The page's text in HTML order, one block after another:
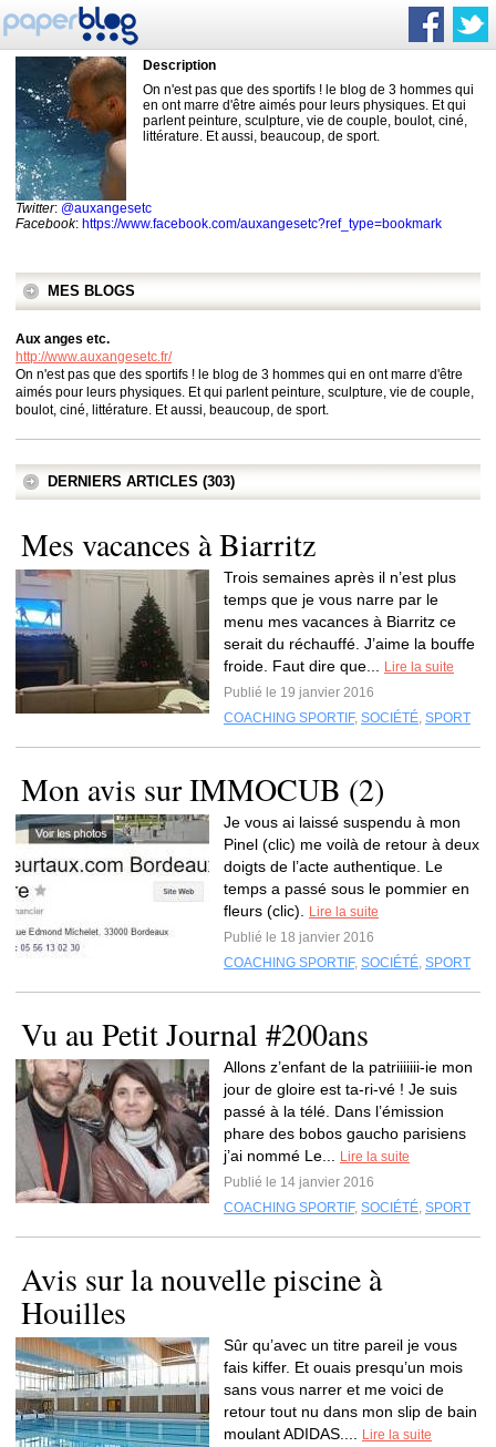
Description
On n'est pas que des sportifs ! le blog de 3 hommes qui
en ont marre d'être aimés pour leurs physiques. Et qui
parlent peinture, sculpture, vie de couple, boulot, ciné,
littérature. Et aussi, beaucoup, de sport.
Twitter: @auxangesetc
Facebook: https://www.facebook.com/auxangesetc?ref_type=bookmark
MES BLOGS
Aux anges etc.
http://www.auxangesetc.fr/
On n'est pas que des sportifs ! le blog de 3 hommes qui en ont marre d'être
aimés pour leurs physiques. Et qui parlent peinture, sculpture, vie de couple,
boulot, ciné, littérature. Et aussi, beaucoup, de sport.
DERNIERS ARTICLES (303)
Mes vacances à Biarritz
Trois semaines après il n’est plus
temps que je vous narre par le
menu mes vacances à Biarritz ce
serait du réchauffé. J’aime la bouffe
froide. Faut dire que...
Lire la suite
Publié le 19 janvier 2016
COACHING SPORTIF, SOCIÉTÉ, SPORT
Mon avis sur IMMOCUB (2)
Je vous ai laissé suspendu à mon
Pinel (clic) me voilà de retour à deux
doigts de l’acte authentique. Le
temps a passé sous le pommier en
fleurs (clic).
Lire la suite
Publié le 18 janvier 2016
COACHING SPORTIF, SOCIÉTÉ, SPORT
Vu au Petit Journal #200ans
Allons z’enfant de la patriiiiiii-ie mon
jour de gloire est ta-ri-vé ! Je suis
passé à la télé. Dans l’émission
phare des bobos gaucho parisiens
j’ai nommé Le...
Lire la suite
Publié le 14 janvier 2016
COACHING SPORTIF, SOCIÉTÉ, SPORT
Avis sur la nouvelle piscine à
Houilles
Sûr qu’avec un titre pareil je vous
fais kiffer. Et ouais presqu’un mois
sans vous narrer et me voici de
retour tout nu dans mon slip de bain
moulant ADIDAS....
Lire la suite